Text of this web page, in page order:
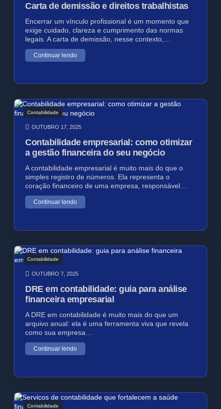
Carta de demissão e direitos trabalhistas
Encerrar um vínculo profissional é um momento que
exige cuidado, clareza e cumprimento das normas
legais. A carta de demissão, nesse contexto,…
Continuar lendo
Contabilidade
OUTUBRO 17, 2025
Contabilidade empresarial: como otimizar
a gestão financeira do seu negócio
A contabilidade empresarial é muito mais do que o
simples registro de números. Ela representa o
coração financeiro de uma empresa, responsável…
Continuar lendo
Contabilidade
OUTUBRO 7, 2025
DRE em contabilidade: guia para análise
financeira empresarial
A DRE em contabilidade é muito mais do que um
arquivo anual: ela é uma ferramenta viva que revela
como sua empresa…
Continuar lendo
Contabilidade